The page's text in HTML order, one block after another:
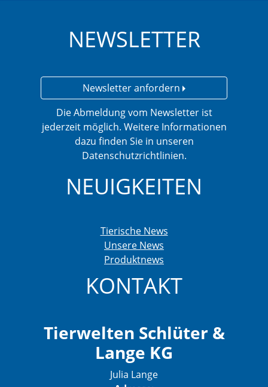
NEWSLETTER
Newsletter anfordern
Die Abmeldung vom Newsletter ist
jederzeit möglich. Weitere Informationen
dazu finden Sie in unseren
Datenschutzrichtlinien.
NEUIGKEITEN
Tierische News
Unsere News
Produktnews
KONTAKT
Tierwelten Schlüter &
Lange KG
Julia Lange